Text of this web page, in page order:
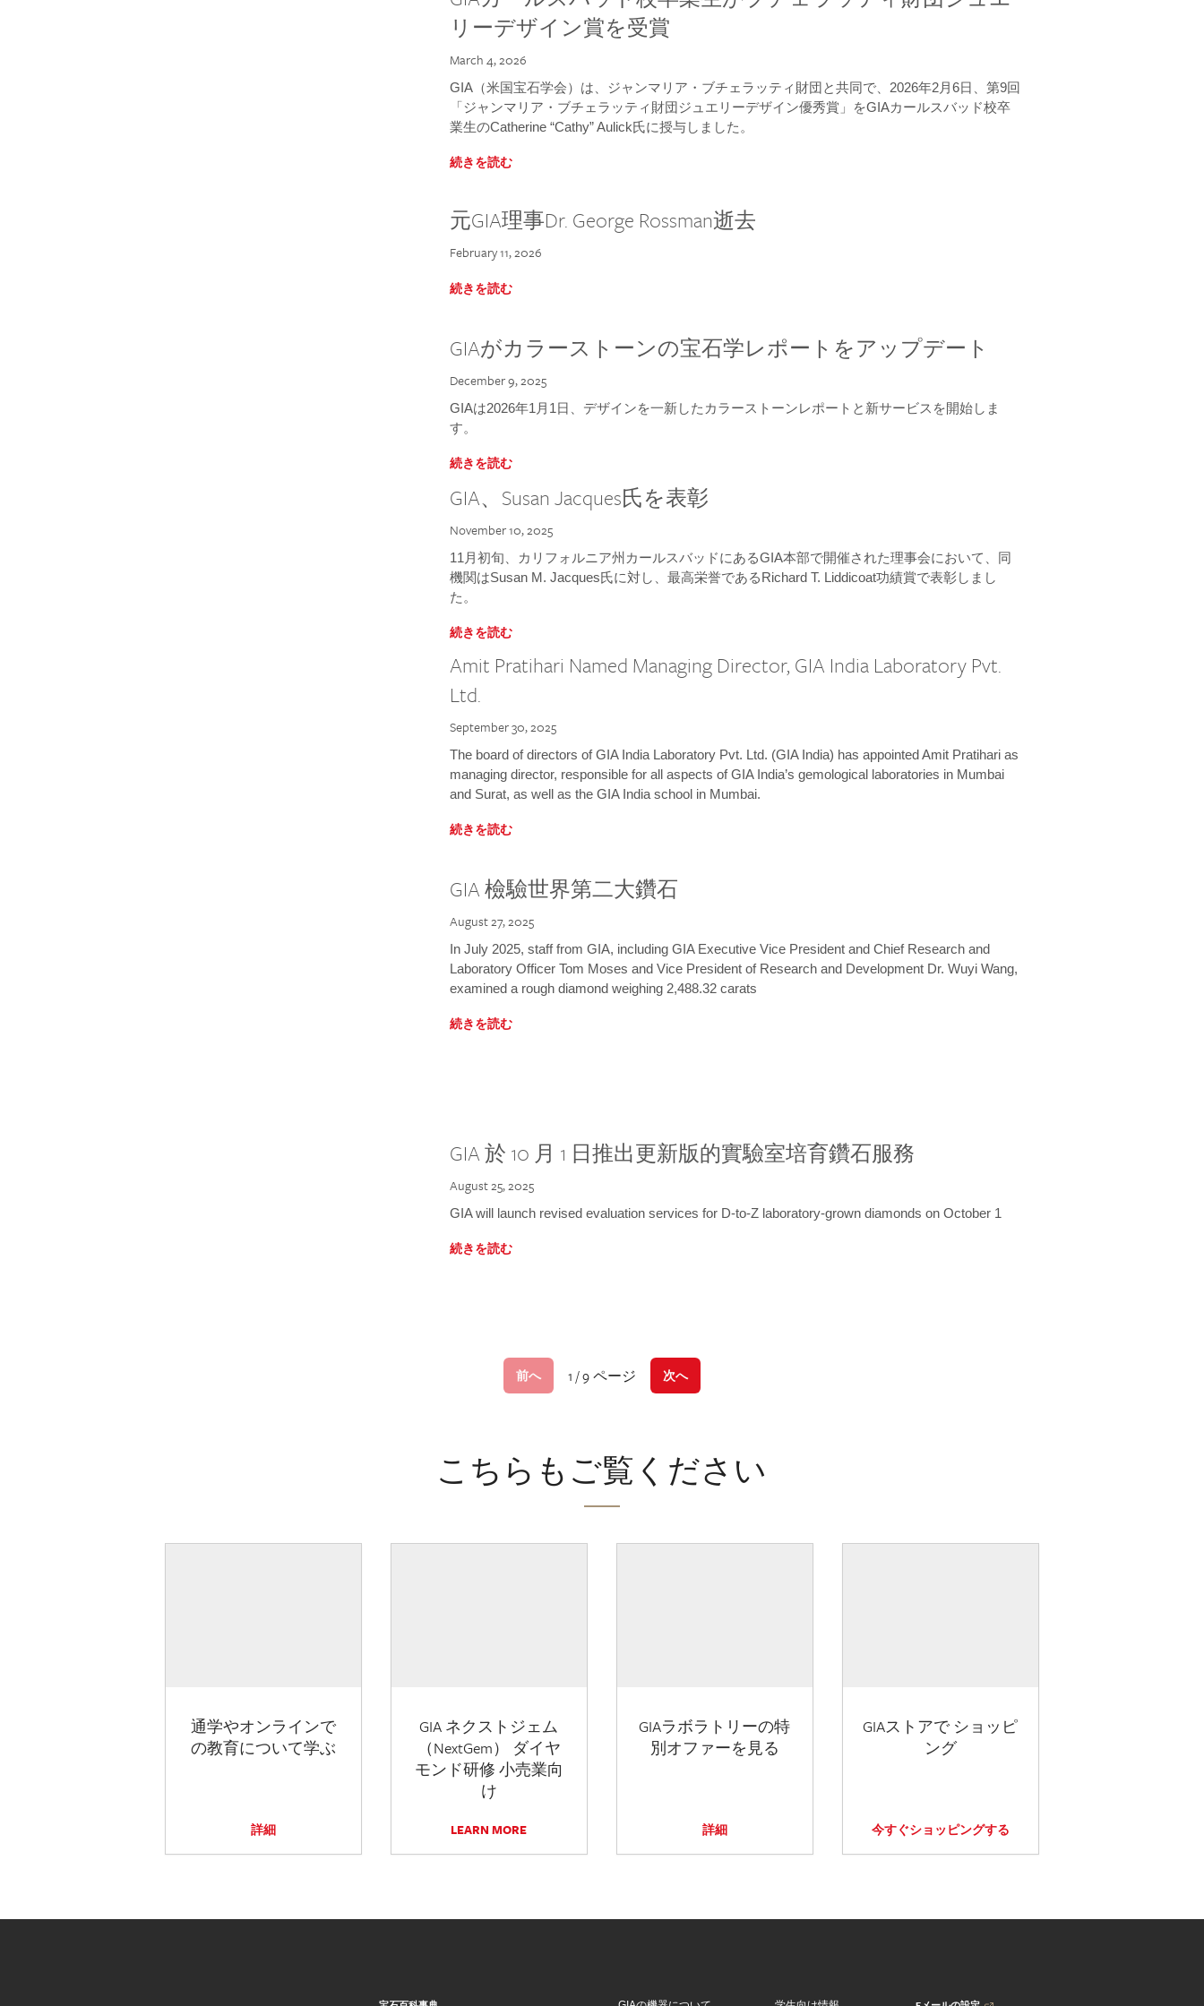
リーデザイン賞を受賞
March 4, 2026
GIA（米国宝石学会）は、ジャンマリア・ブチェラッティ財団と共同で、2026年2月6日、第9回
「ジャンマリア・ブチェラッティ財団ジュエリーデザイン優秀賞」をGIAカールスバッド校卒
業生のCatherine “Cathy” Aulick氏に授与しました。
続きを読む
元GIA理事Dr. George Rossman逝去
February 11, 2026
続きを読む
GIAがカラーストーンの宝石学レポートをアップデート
December 9, 2025
GIAは2026年1月1日、デザインを一新したカラーストーンレポートと新サービスを開始しま
す。
続きを読む
GIA、Susan Jacques氏を表彰
November 10, 2025
11月初旬、カリフォルニア州カールスバッドにあるGIA本部で開催された理事会において、同
機関はSusan M. Jacques氏に対し、最高栄誉であるRichard T. Liddicoat功績賞で表彰しまし
た。
続きを読む
Amit Pratihari Named Managing Director, GIA India Laboratory Pvt.
Ltd.
September 30, 2025
The board of directors of GIA India Laboratory Pvt. Ltd. (GIA India) has appointed Amit Pratihari as
managing director, responsible for all aspects of GIA India’s gemological laboratories in Mumbai
and Surat, as well as the GIA India school in Mumbai.
続きを読む
GIA 檢驗世界第二大鑽石
August 27, 2025
In July 2025, staff from GIA, including GIA Executive Vice President and Chief Research and
Laboratory Officer Tom Moses and Vice President of Research and Development Dr. Wuyi Wang,
examined a rough diamond weighing 2,488.32 carats
続きを読む
GIA 於 10 月 1 日推出更新版的實驗室培育鑽石服務
August 25, 2025
GIA will launch revised evaluation services for D-to-Z laboratory-grown diamonds on October 1
続きを読む
前へ 1 / 9 ページ 次へ
こちらもご覧ください
通学やオンラインで
の教育について学ぶ
詳細
GIA ネクストジェム
（NextGem） ダイヤ
モンド研修 小売業向
け
LEARN MORE
GIAラボラトリーの特
別オファーを見る
詳細
GIAストアで ショッピ
ング
今すぐショッピングする